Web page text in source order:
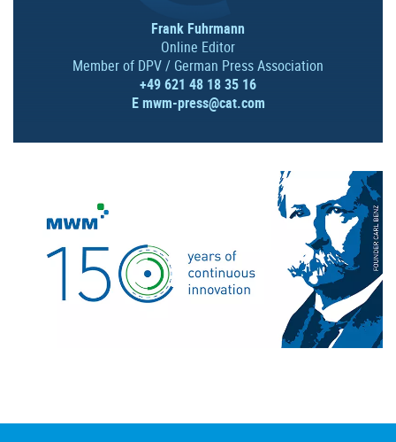
Frank Fuhrmann
Online Editor
Member of DPV / German Press Association
+49 621 48 18 35 16
Emwm-press@cat.com